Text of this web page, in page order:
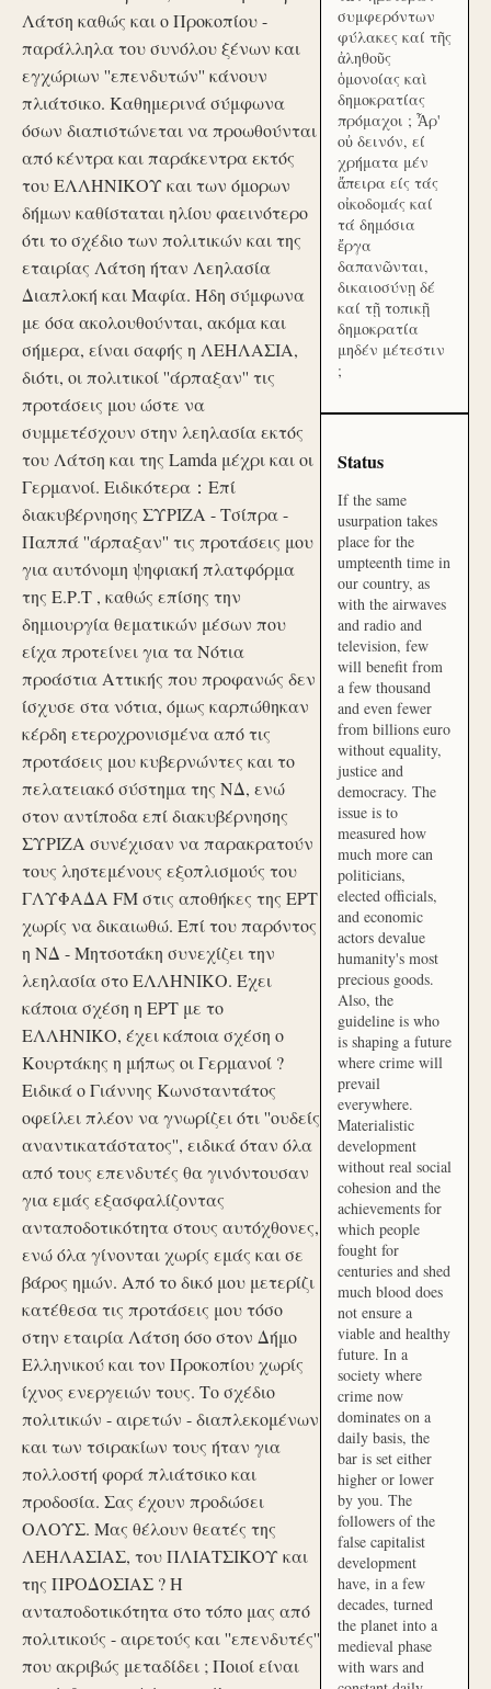
Λάτση καθώς και ο Προκοπίου -
παράλληλα του συνόλου ξένων και
εγχώριων ''επενδυτών'' κάνουν
πλιάτσικο. Καθημερινά σύμφωνα
όσων διαπιστώνεται να προωθούνται
από κέντρα και παράκεντρα εκτός
του ΕΛΛΗΝΙΚΟΥ και των όμορων
δήμων καθίσταται ηλίου φαεινότερο
ότι το σχέδιο των πολιτικών και της
εταιρίας Λάτση ήταν Λεηλασία
Διαπλοκή και Μαφία. Ήδη σύμφωνα
με όσα ακολουθούνται, ακόμα και
σήμερα, είναι σαφής η ΛΕΗΛΑΣΙΑ,
διότι, οι πολιτικοί ''άρπαξαν'' τις
προτάσεις μου ώστε να
συμμετέσχουν στην λεηλασία εκτός
του Λάτση και της Lamda μέχρι και οι
Γερμανοί. Ειδικότερα：Επί
διακυβέρνησης ΣΥΡΙΖΑ - Τσίπρα -
Παππά ''άρπαξαν'' τις προτάσεις μου
για αυτόνομη ψηφιακή πλατφόρμα
της Ε.Ρ.Τ , καθώς επίσης την
δημιουργία θεματικών μέσων που
είχα προτείνει για τα Νότια
προάστια Αττικής που προφανώς δεν
ίσχυσε στα νότια, όμως καρπώθηκαν
κέρδη ετεροχρονισμένα από τις
προτάσεις μου κυβερνώντες και το
πελατειακό σύστημα της ΝΔ, ενώ
στον αντίποδα επί διακυβέρνησης
ΣΥΡΙΖΑ συνέχισαν να παρακρατούν
τους ληστεμένους εξοπλισμούς του
ΓΛΥΦΑΔΑ FM στις αποθήκες της ΕΡΤ
χωρίς να δικαιωθώ. Επί του παρόντος
η ΝΔ - Μητσοτάκη συνεχίζει την
λεηλασία στο ΕΛΛΗΝΙΚΟ. Έχει
κάποια σχέση η ΕΡΤ με το
ΕΛΛΗΝΙΚΟ, έχει κάποια σχέση ο
Κουρτάκης η μήπως οι Γερμανοί ?
Ειδικά ο Γιάννης Κωνσταντάτος
οφείλει πλέον να γνωρίζει ότι ''ουδείς
αναντικατάστατος'', ειδικά όταν όλα
από τους επενδυτές θα γινόντουσαν
για εμάς εξασφαλίζοντας
ανταποδοτικότητα στους αυτόχθονες,
ενώ όλα γίνονται χωρίς εμάς και σε
βάρος ημών. Από το δικό μου μετερίζι
κατέθεσα τις προτάσεις μου τόσο
στην εταιρία Λάτση όσο στον Δήμο
Ελληνικού και τον Προκοπίου χωρίς
ίχνος ενεργειών τους. Το σχέδιο
πολιτικών - αιρετών - διαπλεκομένων
και των τσιρακίων τους ήταν για
πολλοστή φορά πλιάτσικο και
προδοσία. Σας έχουν προδώσει
ΟΛΟΥΣ. Μας θέλουν θεατές της
ΛΕΗΛΑΣΙΑΣ, του ΠΛΙΑΤΣΙΚΟΥ και
της ΠΡΟΔΟΣΙΑΣ ? Η
ανταποδοτικότητα στο τόπο μας από
πολιτικούς - αιρετούς και ''επενδυτές''
που ακριβώς μεταδίδει ; Ποιοί είναι
συμφερόντων
φύλακες καί τῆς
ἀληθοῦς
ὁμονοίας καὶ
δημοκρατίας
πρόμαχοι ; Ἆρ'
οὐ δεινόν, εί
χρήματα μέν
ἄπειρα είς τάς
οἰκοδομάς καί
τά δημόσια
ἔργα
δαπανῶνται,
δικαιοσύνῃ δέ
καί τῇ τοπικῇ
δημοκρατία
μηδέν μέτεστιν
;
Status
If the same
usurpation takes
place for the
umpteenth time in
our country, as
with the airwaves
and radio and
television, few
will benefit from
a few thousand
and even fewer
from billions euro
without equality,
justice and
democracy. The
issue is to
measured how
much more can
politicians,
elected officials,
and economic
actors devalue
humanity's most
precious goods.
Also, the
guideline is who
is shaping a future
where crime will
prevail
everywhere.
Materialistic
development
without real social
cohesion and the
achievements for
which people
fought for
centuries and shed
much blood does
not ensure a
viable and healthy
future. In a
society where
crime now
dominates on a
daily basis, the
bar is set either
higher or lower
by you. The
followers of the
false capitalist
development
have, in a few
decades, turned
the planet into a
medieval phase
with wars and